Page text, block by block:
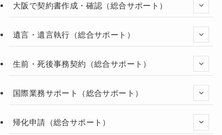
大阪で契約書作成・確認（総合サポート）
遺言・遺言執行（総合サポート）
生前・死後事務契約（総合サポート）
国際業務サポート（総合サポート）
帰化申請（総合サポート）